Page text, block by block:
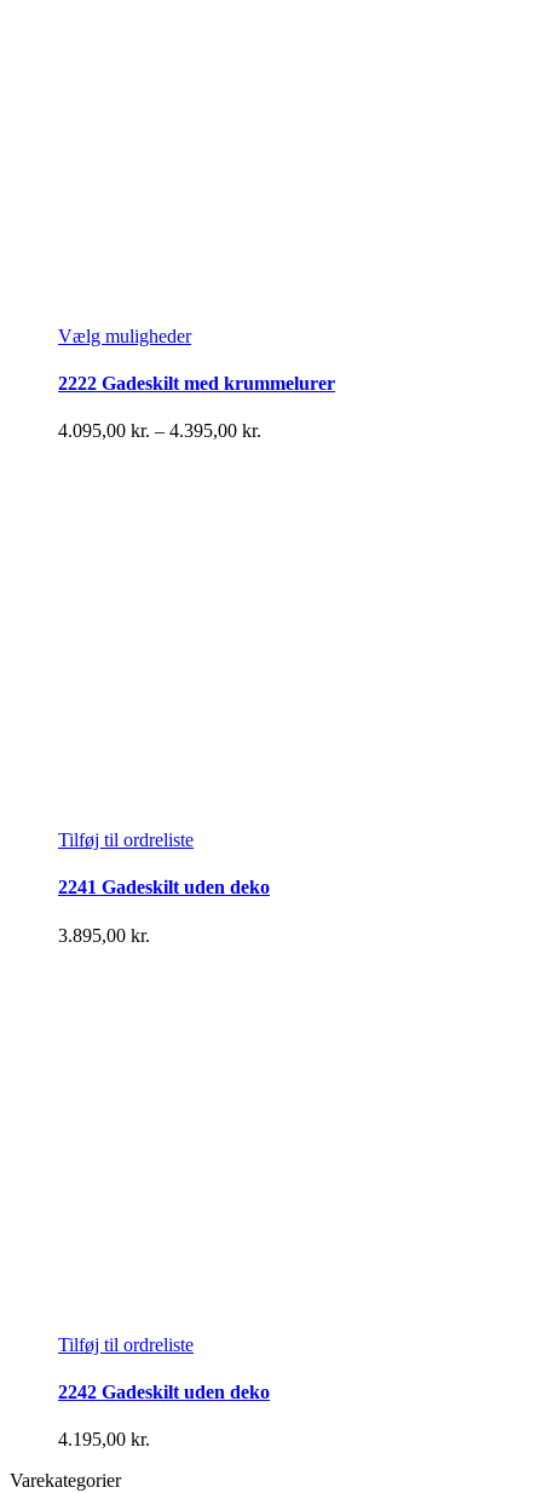
Vælg mulighederDette
har
varianter.
Mulighederne
2222 Gadeskilt med krummelurer
4.095,00 kr. – 4.395,00 kr.
Tilføj til ordreliste
2241 Gadeskilt uden deko
3.895,00 kr.
Tilføj til ordreliste
2242 Gadeskilt uden deko
4.195,00 kr.
Varekategorier